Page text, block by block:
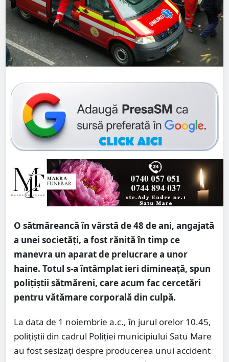
O sătmăreancă în vârstă de 48 de ani, angajată
a unei societăți, a fost rănită în timp ce
manevra un aparat de prelucrare a unor
haine. Totul s-a întâmplat ieri dimineață, spun
polițiștii sătmăreni, care acum fac cercetări
pentru vătămare corporală din culpă.
La data de 1 noiembrie a.c., în jurul orelor 10.45,
polițiștii din cadrul Poliției municipiului Satu Mare
au fost sesizați despre producerea unui accident